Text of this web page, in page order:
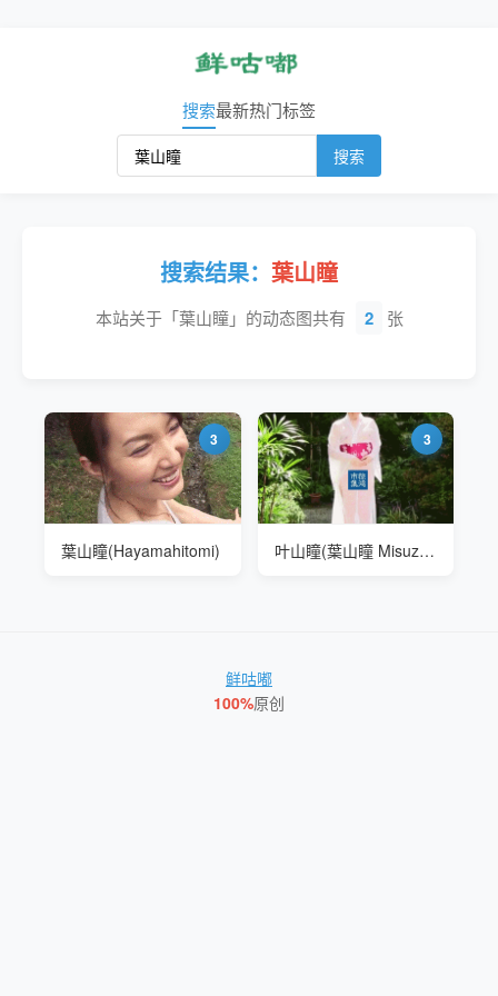
搜索最新热门标签
搜索
搜索结果： 葉山瞳
本站关于「葉山瞳」的动态图共有 2 张
3
葉山瞳(Hayamahitomi)
3
叶山瞳(葉山瞳 Misuzu Nakagawa) 绝色美女 女熱大陸 File.046
鲜咕嘟
100%原创